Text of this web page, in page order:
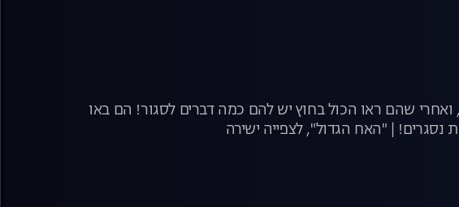
ואחרי שהם ראו הכול בחוץ יש להם כמה דברים לסגור! הם באו
נסגרים! | "האח הגדול", לצפייה ישירה